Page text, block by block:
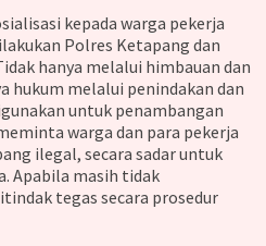
kepada warga pekerja
Polres Ketapang dan
hanya melalui himbauan dan
hukum melalui penindakan dan
untuk penambangan
warga dan para pekerja
ilegal, secara sadar untuk
Apabila masih tidak
tegas secara prosedur